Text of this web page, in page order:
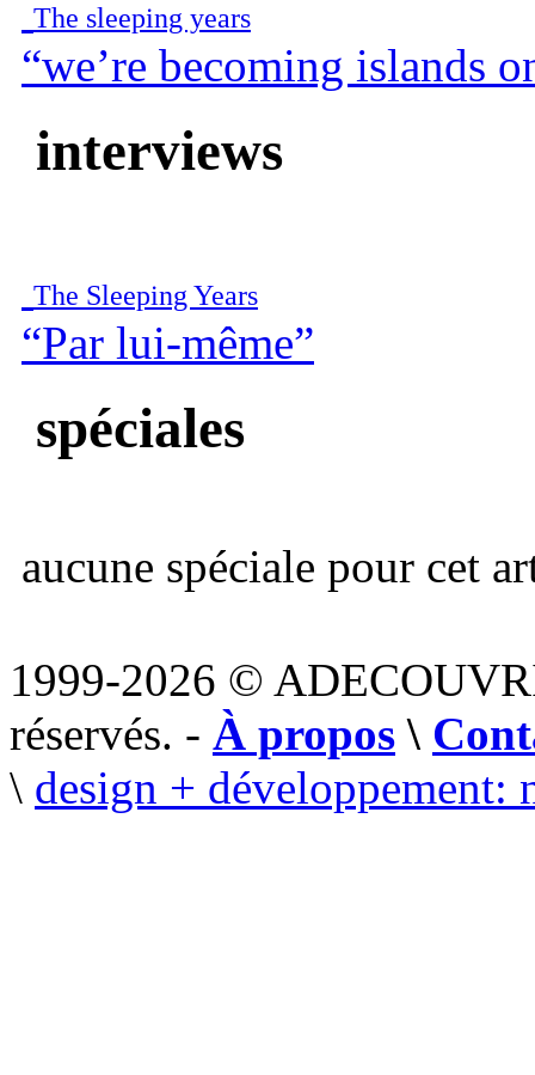
The sleeping years
“we’re becoming islands
interviews
The Sleeping Years
“Par lui-même”
spéciales
aucune spéciale pour cet
1999-2026 ©
réservés. - À propos \
\ design + développement: